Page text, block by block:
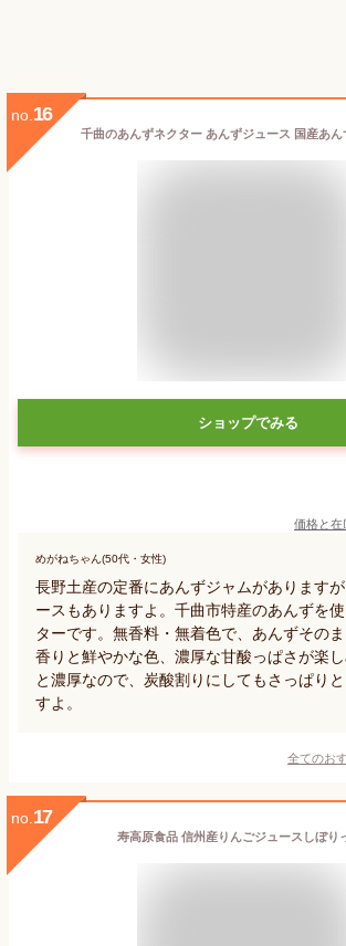
no. 16
ショップでみる
価格と在
めがねちゃん(50代・女性)
長野土産の定番にあんずジャムがあります
ースもありますよ。千曲市特産のあんずを
ターです。無香料・無着色で、あんずその
香りと鮮やかな色、濃厚な甘酸っぱさが楽
と濃厚なので、炭酸割りにしてもさっぱり
すよ。
全てのお
no. 17
寿高原食品 信州産りんごジュースしぼり